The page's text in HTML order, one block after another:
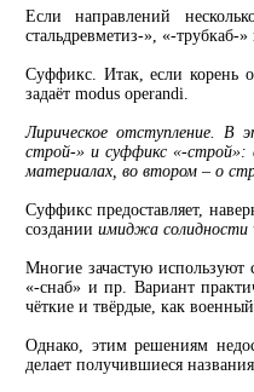
Если направлений
стальдревметиз-», «-трубкаб-»
Суффикс. Итак, если корень
задаёт modus operandi.
Лирическое отступление. В
строй-» и суффикс «-строй»:
материалах, во втором – о
Суффикс предоставляет,
созданииимиджа солидности
Многие зачастую
«-снаб» и пр. Вариант
чёткие и твёрдые, как
Однако, этим решениям
делает получившиеся